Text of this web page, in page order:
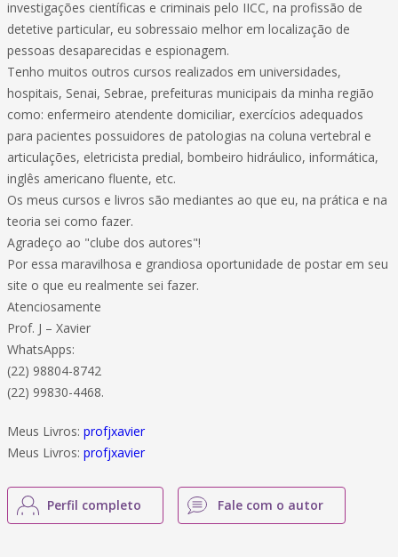
investigações científicas e criminais pelo IICC, na profissão de
detetive particular, eu sobressaio melhor em localização de
pessoas desaparecidas e espionagem.
Tenho muitos outros cursos realizados em universidades,
hospitais, Senai, Sebrae, prefeituras municipais da minha região
como: enfermeiro atendente domiciliar, exercícios adequados
para pacientes possuidores de patologias na coluna vertebral e
articulações, eletricista predial, bombeiro hidráulico, informática,
inglês americano fluente, etc.
Os meus cursos e livros são mediantes ao que eu, na prática e na
teoria sei como fazer.
Agradeço ao "clube dos autores"!
Por essa maravilhosa e grandiosa oportunidade de postar em seu
site o que eu realmente sei fazer.
Atenciosamente
Prof. J – Xavier
WhatsApps:
(22) 98804-8742
(22) 99830-4468.
Meus Livros: profjxavier
Meus Livros: profjxavier
Perfil completo Fale com o autor